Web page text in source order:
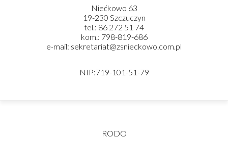
Niećkowo 63
19-230 Szczuczyn
tel.: 86 272 51 74
kom.: 798-819-686
e-mail: sekretariat@zsnieckowo.com.pl
NIP:719-101-51-79
RODO